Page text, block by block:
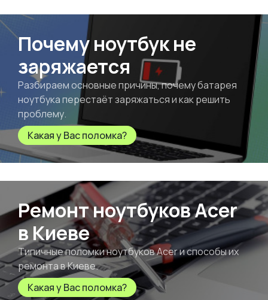
Почему ноутбук не
заряжается
Разбираем основные причины, почему батарея
ноутбука перестаёт заряжаться и как решить
проблему.
Какая у Вас поломка?
Ремонт ноутбуков Acer
в Киеве
Типичные поломки ноутбуков Acer и способы их
ремонта в Киеве.
Какая у Вас поломка?